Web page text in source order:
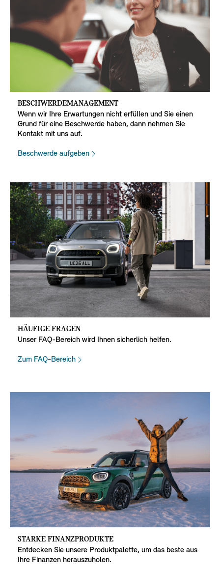
BESCHWERDEMANAGEMENT
Wenn wir Ihre Erwartungen nicht erfüllen und Sie einen
Grund für eine Beschwerde haben, dann nehmen Sie
Kontakt mit uns auf.
Beschwerde aufgeben
HÄUFIGE FRAGEN
Unser FAQ-Bereich wird Ihnen sicherlich helfen.
Zum FAQ-Bereich
STARKE FINANZPRODUKTE
Entdecken Sie unsere Produktpalette, um das beste aus
Ihre Finanzen herauszuholen.